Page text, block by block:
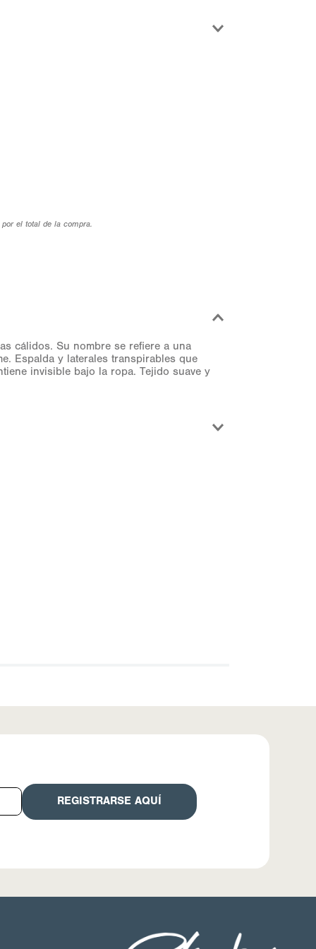
el total de la compra.
cálidos. Su nombre se refiere a una
Espalda y laterales transpirables que
invisible bajo la ropa. Tejido suave y
REGISTRARSE AQUÍ